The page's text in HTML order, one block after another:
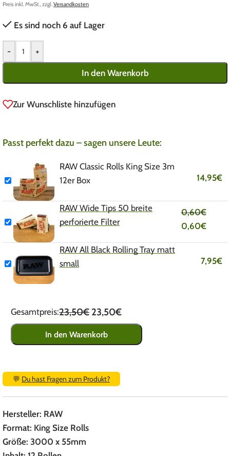
Preis inkl. MwSt., zzgl.Versandkosten
Es sind noch 6 auf Lager
- +
In den Warenkorb
Zur Wunschliste hinzufügen
Passt perfekt dazu – sagen unsere Leute:
RAW Classic Rolls King Size 3m
12er Box
14,95€
RAW Wide Tips 50 breite
perforierte Filter
0,60€
0,60€
RAW All Black Rolling Tray matt
small
7,95€
Gesamtpreis:23,50€ 23,50€
In den Warenkorb
💬 Du hast Fragen zum Produkt?
Hersteller: RAW
Format: King Size Rolls
Größe: 3000 x 55mm